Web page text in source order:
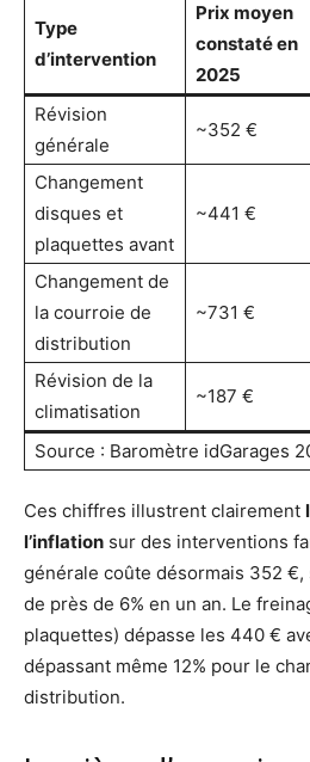
Type
d’intervention
Prix moyen
constaté en
2025
Révision
générale
~352 €
Changement
disques et
plaquettes avant
~441 €
Changement de
la courroie de
distribution
~731 €
Révision de la
climatisation
~187 €
Source : Baromètre idGarages
Ces chiffres illustrent clairement
l’inflation sur des interventions
générale coûte désormais 352
de près de 6% en un an. Le
plaquettes) dépasse les 440 €
dépassant même 12% pour le
distribution.